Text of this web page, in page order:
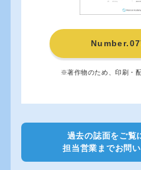
※著作物のため、印刷・
過去の誌面をご覧
担当営業までお問